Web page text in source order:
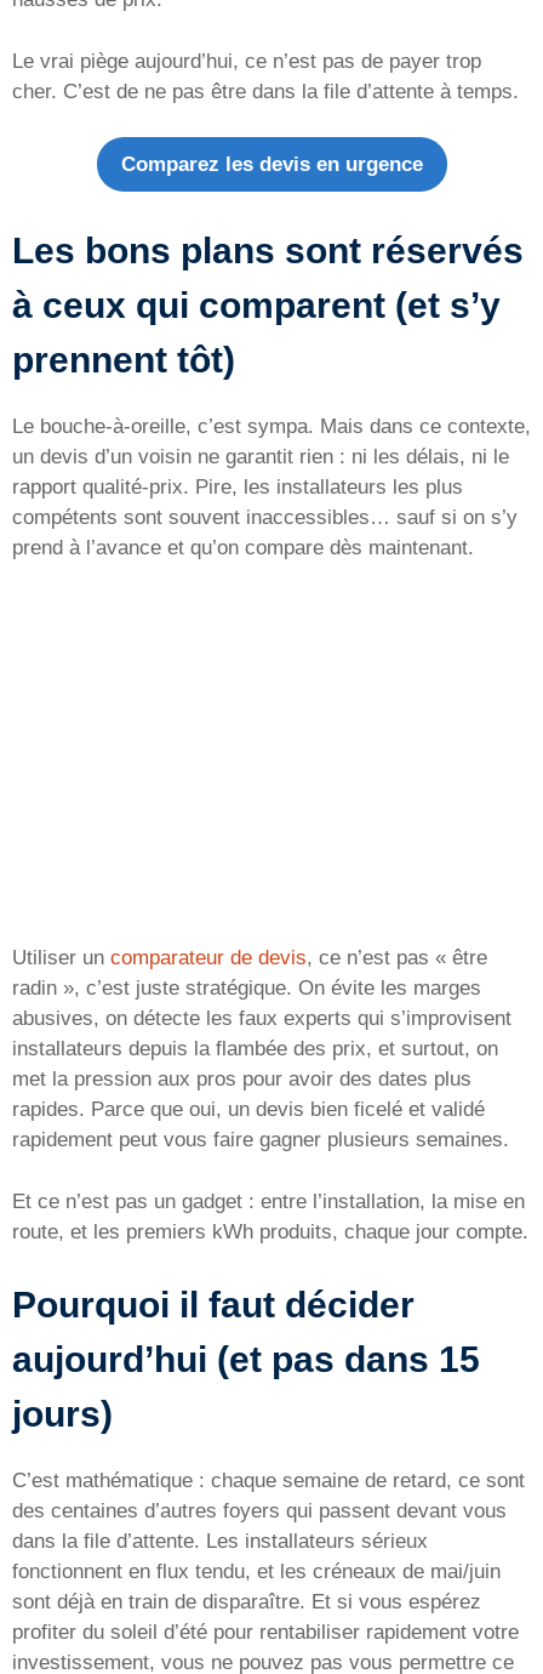
Le vrai piège aujourd’hui, ce n’est pas de payer trop
cher. C’est de ne pas être dans la file d’attente à temps.
Comparez les devis en urgence
Les bons plans sont réservés
à ceux qui comparent (et s’y
prennent tôt)
Le bouche-à-oreille, c’est sympa. Mais dans ce contexte,
un devis d’un voisin ne garantit rien : ni les délais, ni le
rapport qualité-prix. Pire, les installateurs les plus
compétents sont souvent inaccessibles… sauf si on s’y
prend à l’avance et qu’on compare dès maintenant.
Utiliser un comparateur de devis, ce n’est pas « être
radin », c’est juste stratégique. On évite les marges
abusives, on détecte les faux experts qui s’improvisent
installateurs depuis la flambée des prix, et surtout, on
met la pression aux pros pour avoir des dates plus
rapides. Parce que oui, un devis bien ficelé et validé
rapidement peut vous faire gagner plusieurs semaines.
Et ce n’est pas un gadget : entre l’installation, la mise en
route, et les premiers kWh produits, chaque jour compte.
Pourquoi il faut décider
aujourd’hui (et pas dans 15
jours)
C’est mathématique : chaque semaine de retard, ce sont
des centaines d’autres foyers qui passent devant vous
dans la file d’attente. Les installateurs sérieux
fonctionnent en flux tendu, et les créneaux de mai/juin
sont déjà en train de disparaître. Et si vous espérez
profiter du soleil d’été pour rentabiliser rapidement votre
investissement, vous ne pouvez pas vous permettre ce